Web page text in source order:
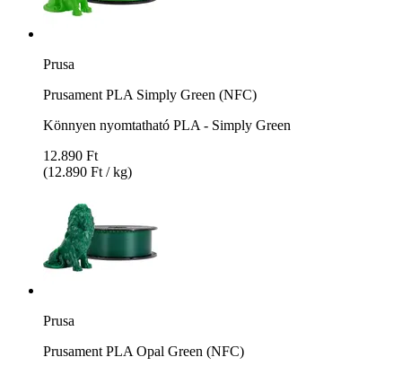
Prusa
Prusament PLA Simply Green (NFC)
Könnyen nyomtatható PLA - Simply Green
12.890 Ft
(12.890 Ft / kg)
Prusa
Prusament PLA Opal Green (NFC)